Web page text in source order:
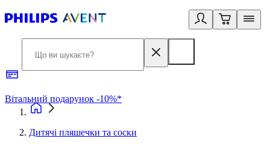
Вітальний подарунок -10%*
Дитячі пляшечки та соски